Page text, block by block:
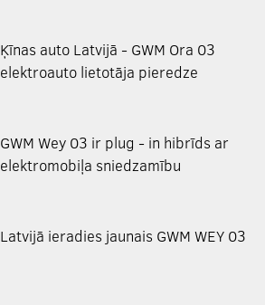
Ķīnas auto Latvijā - GWM Ora 03
elektroauto lietotāja pieredze
GWM Wey 03 ir plug - in hibrīds ar
elektromobiļa sniedzamību
Latvijā ieradies jaunais GWM WEY 03